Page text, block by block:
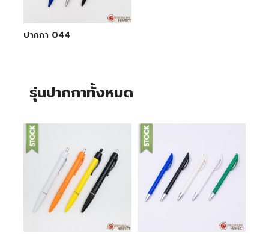
ปากกา 044
รุ่นปากกาทั้งหมด